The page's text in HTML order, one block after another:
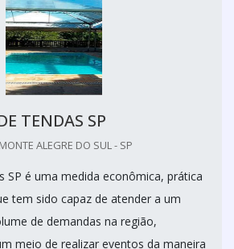
TENDAS SP
ALEGRE DO SUL - SP
SP é uma medida econômica, prática
tem sido capaz de atender a um
de demandas na região,
meio de realizar eventos da maneira